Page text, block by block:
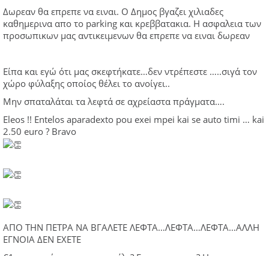
Δωρεαν θα επρεπε να ειναι. Ο Δημος βγαζει χιλιαδες
καθημερινα απο το parking και κρεββατακια. Η ασφαλεια των
προσωπικων μας αντικειμενων θα επρεπε να ειναι δωρεαν
Είπα και εγώ ότι μας σκεφτήκατε…δεν ντρέπεστε …..σιγά τον
χώρο φύλαξης οποίος θέλει το ανοίγει..
Μην σπαταλάται τα λεφτά σε αχρείαστα πράγματα….
Eleos !! Entelos aparadexto pou exei mpei kai se auto timi … kai
2.50 euro ? Bravo
ΑΠΟ ΤΗΝ ΠΕΤΡΑ ΝΑ ΒΓΑΛΕΤΕ ΛΕΦΤΑ…ΛΕΦΤΑ…ΛΕΦΤΑ…ΑΛΛΗ
ΕΓΝΟΙΑ ΔΕΝ ΕΧΕΤΕ